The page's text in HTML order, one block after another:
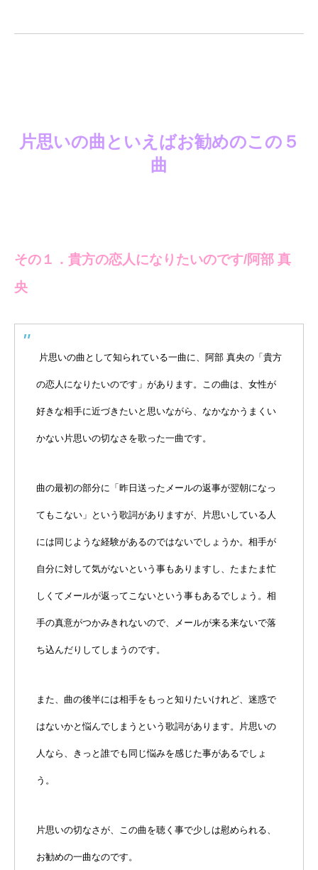
片思いの曲といえばお勧めのこの５
曲
その１．貴方の恋人になりたいのです/阿部 真
央
片思いの曲として知られている一曲に、阿部 真央の「貴方
の恋人になりたいのです」があります。この曲は、女性が
好きな相手に近づきたいと思いながら、なかなかうまくい
かない片思いの切なさを歌った一曲です。
曲の最初の部分に「昨日送ったメールの返事が翌朝になっ
てもこない」という歌詞がありますが、片思いしている人
には同じような経験があるのではないでしょうか。相手が
自分に対して気がないという事もありますし、たまたま忙
しくてメールが返ってこないという事もあるでしょう。相
手の真意がつかみきれないので、メールが来る来ないで落
ち込んだりしてしまうのです。
また、曲の後半には相手をもっと知りたいけれど、迷惑で
はないかと悩んでしまうという歌詞があります。片思いの
人なら、きっと誰でも同じ悩みを感じた事があるでしょ
う。
片思いの切なさが、この曲を聴く事で少しは慰められる、
お勧めの一曲なのです。